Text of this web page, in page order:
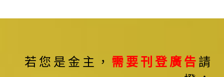
若您是金主， 需要刊登廣告 請